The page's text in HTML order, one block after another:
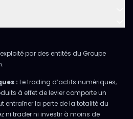
par des entités du Groupe
: Le trading d’actifs numériques,
à effet de levier comporte un
entraîner la perte de la totalité du
ni trader ni investir à moins de